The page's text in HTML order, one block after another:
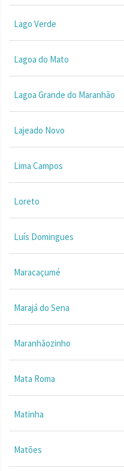
Lago Verde
Lagoa do Mato
Lagoa Grande do Maranhão
Lajeado Novo
Lima Campos
Loreto
Luís Domingues
Maracaçumé
Marajá do Sena
Maranhãozinho
Mata Roma
Matinha
Matões